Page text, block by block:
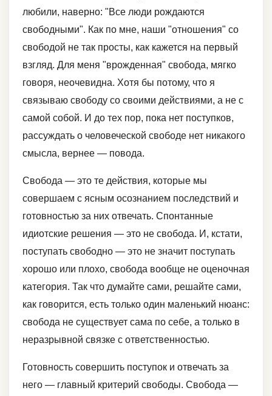
любили, наверно: "Все люди рождаются
свободными". Как по мне, наши "отношения" со
свободой не так просты, как кажется на первый
взгляд. Для меня "врожденная" свобода, мягко
говоря, неочевидна. Хотя бы потому, что я
связываю свободу со своими действиями, а не с
самой собой. И до тех пор, пока нет поступков,
рассуждать о человеческой свободе нет никакого
смысла, вернее — повода.
Свобода — это те действия, которые мы
совершаем с ясным осознанием последствий и
готовностью за них отвечать. Спонтанные
идиотские решения — это не свобода. И, кстати,
поступать свободно — это не значит поступать
хорошо или плохо, свобода вообще не оценочная
категория. Так что думайте сами, решайте сами,
как говорится, есть только один маленький нюанс:
свобода не существует сама по себе, а только в
неразрывной связке с ответственностью.
Готовность совершить поступок и отвечать за
него — главный критерий свободы. Свобода —